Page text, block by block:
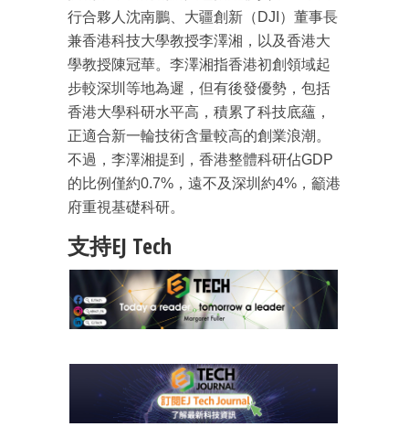
行合夥人沈南鵬、大疆創新（DJI）董事長
兼香港科技大學教授李澤湘，以及香港大
學教授陳冠華。李澤湘指香港初創領域起
步較深圳等地為遲，但有後發優勢，包括
香港大學科研水平高，積累了科技底蘊，
正適合新一輪技術含量較高的創業浪潮。
不過，李澤湘提到，香港整體科研佔GDP
的比例僅約0.7%，遠不及深圳約4%，籲港
府重視基礎科研。
支持EJ Tech
箱！